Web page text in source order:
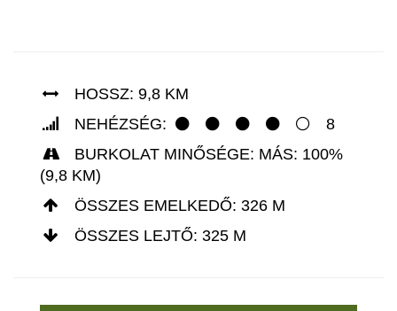
HOSSZ: 9,8 KM
NEHÉZSÉG:
8
BURKOLAT MINŐSÉGE: MÁS: 100%
(9,8 KM)
ÖSSZES EMELKEDŐ: 326 M
ÖSSZES LEJTŐ: 325 M